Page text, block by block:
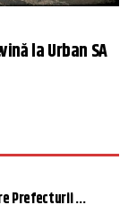
la Urban SA
Prefecturii ...